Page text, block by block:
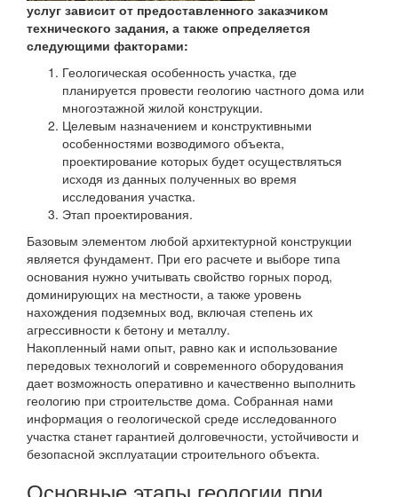
услуг зависит от предоставленного заказчиком
технического задания, а также определяется
следующими факторами:
Геологическая особенность участка, где
планируется провести геологию частного дома или
многоэтажной жилой конструкции.
Целевым назначением и конструктивными
особенностями возводимого объекта,
проектирование которых будет осуществляться
исходя из данных полученных во время
исследования участка.
Этап проектирования.
Базовым элементом любой архитектурной конструкции
является фундамент. При его расчете и выборе типа
основания нужно учитывать свойство горных пород,
доминирующих на местности, а также уровень
нахождения подземных вод, включая степень их
агрессивности к бетону и металлу.
Накопленный нами опыт, равно как и использование
передовых технологий и современного оборудования
дает возможность оперативно и качественно выполнить
геологию при строительстве дома. Собранная нами
информация о геологической среде исследованного
участка станет гарантией долговечности, устойчивости и
безопасной эксплуатации строительного объекта.